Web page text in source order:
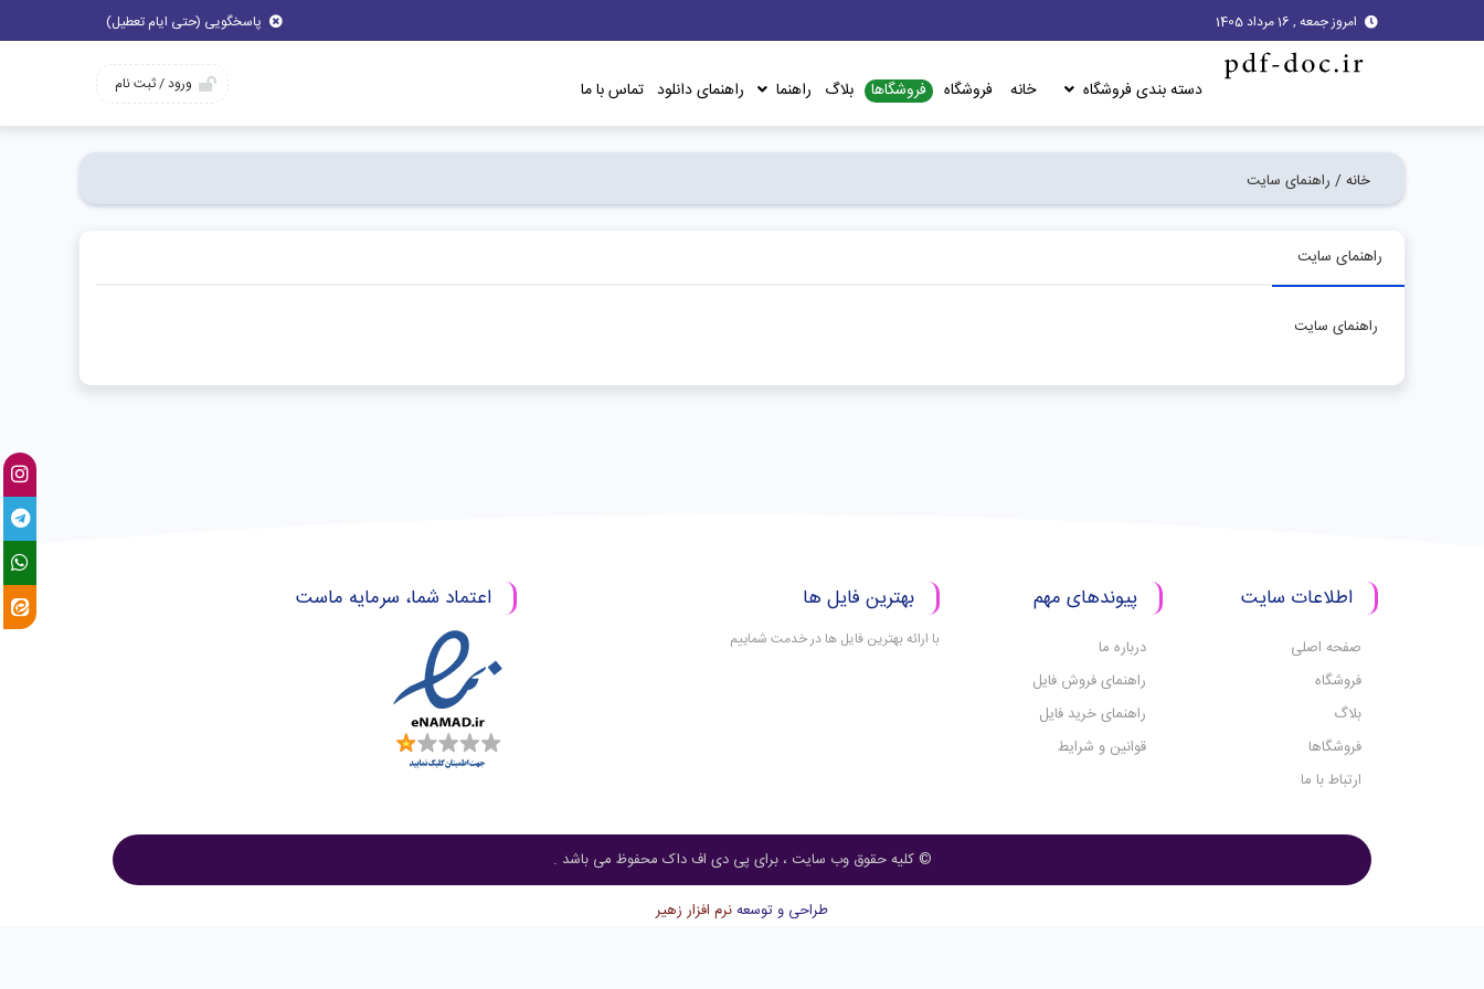
امروز جمعه , 16 مرداد 1405 پاسخگویی (حتی ایام تعطیل)
دسته بندی فروشگاه خانه فروشگاه فروشگاها بلاگ راهنما راهنمای دانلود تماس با ما ورود / ثبت نام
خانه / راهنمای سایت
راهنمای سایت
راهنمای سایت
اطلاعات سایت
صفحه اصلی
فروشگاه
بلاگ
فروشگاها
ارتباط با ما
پیوندهای مهم
درباره ما
راهنمای فروش فایل
راهنمای خرید فایل
قوانین و شرایط
بهترین فایل ها
با ارائه بهترین فایل ها در خدمت شماییم
اعتماد شما، سرمایه ماست
© کلیه حقوق وب سایت ، برای پی دی اف داک محفوظ می باشد .
طراحی و توسعهنرم افزار زهیر